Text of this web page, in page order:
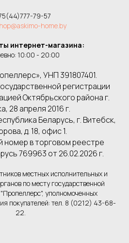
79-57
home.by
интернет-магазина:
10:00 - 20:00
УНП 391807401.
регистрации
Октябрьского района г.
28 апреля 2016 г.
Беларусь, г. Витебск,
д. 18, офис 1.
номер в торговом реестре
769963 от 26.02.2026 г.
местных исполнительных и
по месту государственной
уполномоченных
покупателей: тел. 8 (0212) 43-68-
22.